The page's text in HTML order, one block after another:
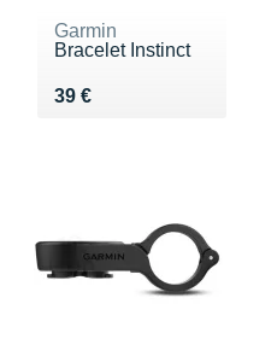
Garmin
Bracelet Instinct
39 €
Vendu 39 €